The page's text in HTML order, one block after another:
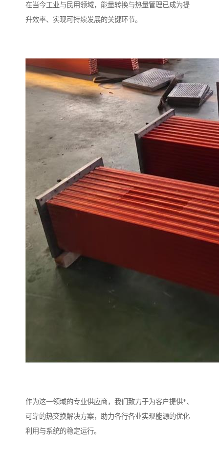
在当今工业与民用领域，能量转换与热量管理已成为提
升效率、实现可持续发展的关键环节。
作为这一领域的专业供应商，我们致力于为客户提供*、
可靠的热交换解决方案，助力各行各业实现能源的优化
利用与系统的稳定运行。